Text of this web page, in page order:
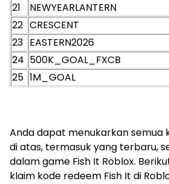
21
NEWYEARLANTERN
22 CRESCENT
23 EASTERN2026
24 500K_GOAL_FXCB
25 1M_GOAL
Anda dapat menukarkan semua
di atas, termasuk yang terbaru,
dalam game Fish It Roblox.
klaim kode redeem Fish It di